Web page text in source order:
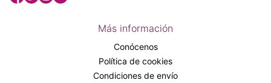
Más información
Conócenos
Política de cookies
Condiciones de envío